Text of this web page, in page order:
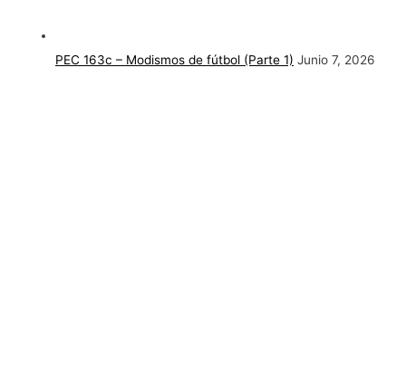
PEC 163c – Modismos de fútbol (Parte 1) Junio 7, 2026